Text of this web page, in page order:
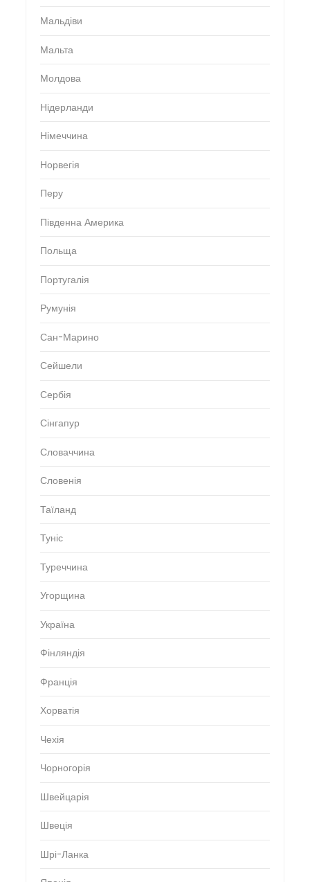
Мальдіви
Мальта
Молдова
Нідерланди
Німеччина
Норвегія
Перу
Південна Америка
Польща
Португалія
Румунія
Сан-Марино
Сейшели
Сербія
Сінгапур
Словаччина
Словенія
Таїланд
Туніс
Туреччина
Угорщина
Україна
Фінляндія
Франція
Хорватія
Чехія
Чорногорія
Швейцарія
Швеція
Шрі-Ланка